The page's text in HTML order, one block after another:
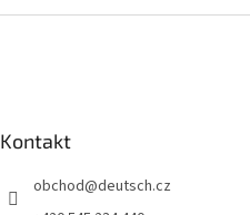
Kontakt
obchod@deutsch.cz